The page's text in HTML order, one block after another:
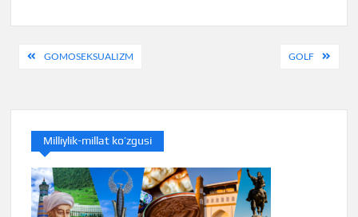
Навигация
записям
GOMOSEKSUALIZM GOLF
Milliylik-millat ko’zgusi